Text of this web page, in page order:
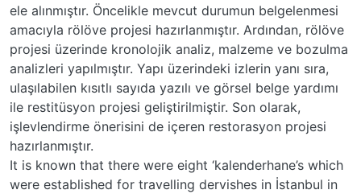
ele alınmıştır. Öncelikle mevcut durumun belgelenmesi
amacıyla rölöve projesi hazırlanmıştır. Ardından, rölöve
projesi üzerinde kronolojik analiz, malzeme ve bozulma
analizleri yapılmıştır. Yapı üzerindeki izlerin yanı sıra,
ulaşılabilen kısıtlı sayıda yazılı ve görsel belge yardımı
ile restitüsyon projesi geliştirilmiştir. Son olarak,
işlevlendirme önerisini de içeren restorasyon projesi
hazırlanmıştır.
It is known that there were eight ‘kalenderhane’s which
were established for travelling dervishes in İstanbul in